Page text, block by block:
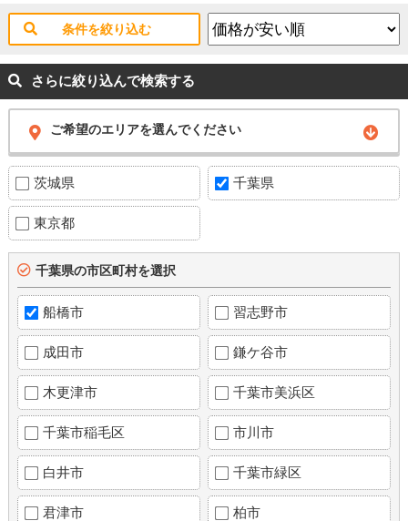
条件を絞り込む
さらに絞り込んで検索する
ご希望のエリアを選んでください
茨城県 千葉県
東京都
千葉県の市区町村を選択
船橋市 習志野市
成田市 鎌ケ谷市
木更津市 千葉市美浜区
千葉市稲毛区 市川市
白井市 千葉市緑区
君津市 柏市